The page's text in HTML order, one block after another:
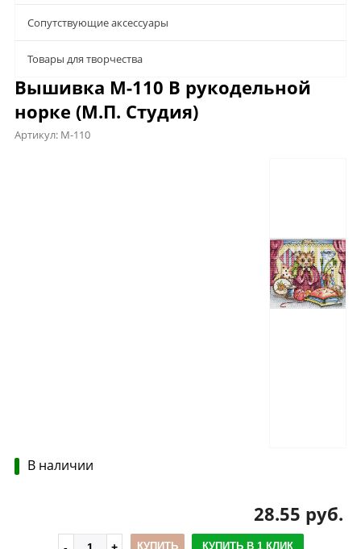
Сопутствующие аксессуары
Товары для творчества
Вышивка М-110 В рукодельной
норке (М.П. Студия)
Артикул: М-110
В наличии
28.55 руб.
КУПИТЬ КУПИТЬ В 1 КЛИК